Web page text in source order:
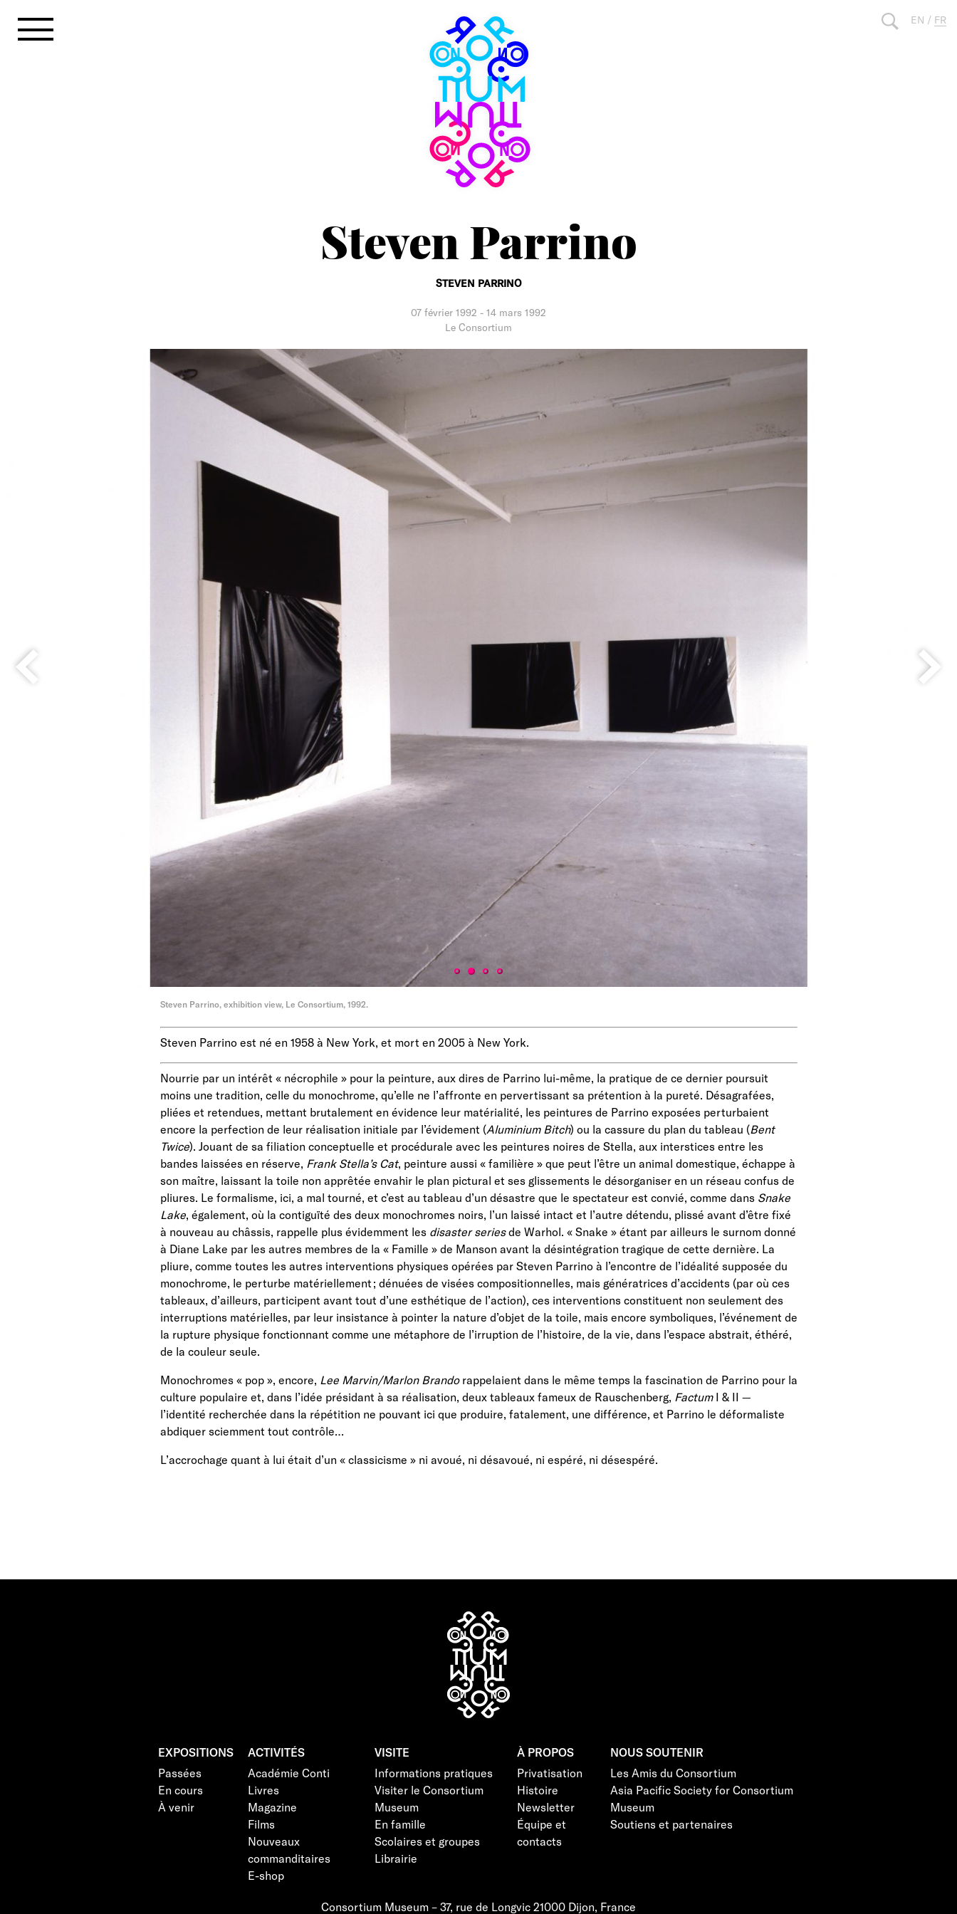
contenu
EN / FR
Steven Parrino
STEVEN PARRINO
07 février 1992 - 14 mars 1992
Le Consortium
Steven Parrino, exhibition view, Le Consortium, 1992.
Steven Parrino est né en 1958 à New York, et mort en 2005 à New York.
Nourrie par un intérêt « nécrophile » pour la peinture, aux dires de Parrino lui-même, la pratique de ce dernier poursuit
moins une tradition, celle du monochrome, qu’elle ne l’affronte en pervertissant sa prétention à la pureté. Désagrafées,
pliées et retendues, mettant brutalement en évidence leur matérialité, les peintures de Parrino exposées perturbaient
encore la perfection de leur réalisation initiale par l’évidement (Aluminium Bitch) ou la cassure du plan du tableau (Bent
Twice). Jouant de sa filiation conceptuelle et procédurale avec les peintures noires de Stella, aux interstices entre les
bandes laissées en réserve, Frank Stella’s Cat, peinture aussi « familière » que peut l’être un animal domestique, échappe à
son maître, laissant la toile non apprêtée envahir le plan pictural et ses glissements le désorganiser en un réseau confus de
pliures. Le formalisme, ici, a mal tourné, et c’est au tableau d’un désastre que le spectateur est convié, comme dans Snake
Lake, également, où la contiguïté des deux monochromes noirs, l’un laissé intact et l’autre détendu, plissé avant d’être fixé
à nouveau au châssis, rappelle plus évidemment les disaster seriesde Warhol. « Snake » étant par ailleurs le surnom donné
à Diane Lake par les autres membres de la « Famille » de Manson avant la désintégration tragique de cette dernière. La
pliure, comme toutes les autres interventions physiques opérées par Steven Parrino à l’encontre de l’idéalité supposée du
monochrome, le perturbe matériellement ; dénuées de visées compositionnelles, mais génératrices d’accidents (par où ces
tableaux, d’ailleurs, participent avant tout d’une esthétique de l’action), ces interventions constituent non seulement des
interruptions matérielles, par leur insistance à pointer la nature d’objet de la toile, mais encore symboliques, l’événement de
la rupture physique fonctionnant comme une métaphore de l’irruption de l’histoire, de la vie, dans l’espace abstrait, éthéré,
de la couleur seule.
Monochromes « pop », encore, Lee Marvin/Marlon Brando rappelaient dans le même temps la fascination de Parrino pour la
culture populaire et, dans l’idée présidant à sa réalisation, deux tableaux fameux de Rauschenberg, Factum I & II —
l’identité recherchée dans la répétition ne pouvant ici que produire, fatalement, une différence, et Parrino le déformaliste
abdiquer sciemment tout contrôle…
L’accrochage quant à lui était d’un « classicisme » ni avoué, ni désavoué, ni espéré, ni désespéré.
EXPOSITIONS
Passées
En cours
À venir
ACTIVITÉS
Académie Conti
Livres
Magazine
Films
Nouveaux
commanditaires
E-shop
VISITE
Informations pratiques
Visiter le Consortium
Museum
En famille
Scolaires et groupes
Librairie
À PROPOS
Privatisation
Histoire
Newsletter
Équipe et
contacts
NOUS SOUTENIR
Les Amis du Consortium
Asia Pacific Society for Consortium
Museum
Soutiens et partenaires
Consortium Museum – 37, rue de Longvic 21000 Dijon, France